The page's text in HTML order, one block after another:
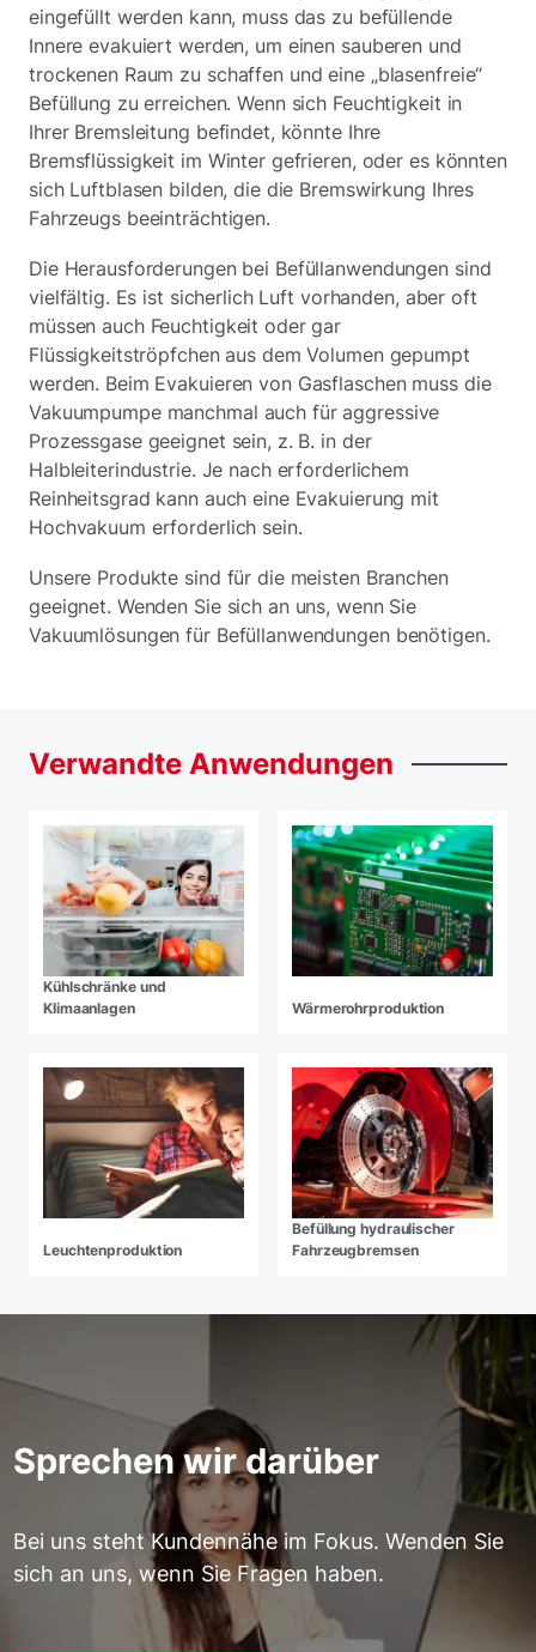
eingefüllt werden kann, muss das zu befüllende
Innere evakuiert werden, um einen sauberen und
trockenen Raum zu schaffen und eine „blasenfreie“
Befüllung zu erreichen. Wenn sich Feuchtigkeit in
Ihrer Bremsleitung befindet, könnte Ihre
Bremsflüssigkeit im Winter gefrieren, oder es könnten
sich Luftblasen bilden, die die Bremswirkung Ihres
Fahrzeugs beeinträchtigen.
Die Herausforderungen bei Befüllanwendungen sind
vielfältig. Es ist sicherlich Luft vorhanden, aber oft
müssen auch Feuchtigkeit oder gar
Flüssigkeitströpfchen aus dem Volumen gepumpt
werden. Beim Evakuieren von Gasflaschen muss die
Vakuumpumpe manchmal auch für aggressive
Prozessgase geeignet sein, z. B. in der
Halbleiterindustrie. Je nach erforderlichem
Reinheitsgrad kann auch eine Evakuierung mit
Hochvakuum erforderlich sein.
Unsere Produkte sind für die meisten Branchen
geeignet. Wenden Sie sich an uns, wenn Sie
Vakuumlösungen für Befüllanwendungen benötigen.
Verwandte Anwendungen
Kühlschränke und
Klimaanlagen
Wärmerohrproduktion
Leuchtenproduktion
Befüllung hydraulischer
Fahrzeugbremsen
Sprechen wir darüber
Bei uns steht Kundennähe im Fokus. Wenden Sie
sich an uns, wenn Sie Fragen haben.